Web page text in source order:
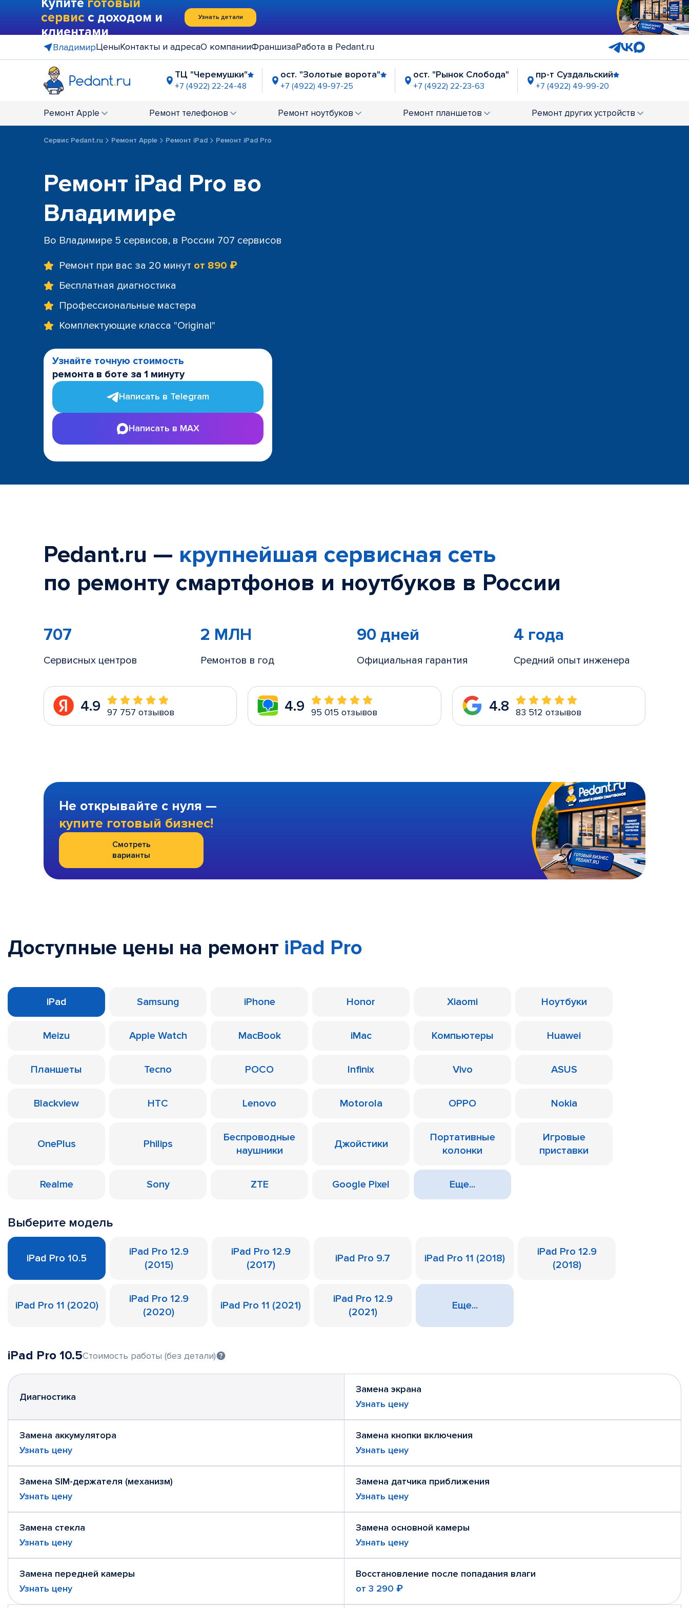
Купите готовый
сервис с доходом и
клиентами
Узнать детали
ВладимирЦеныКонтакты и адресаО компанииФраншизаРабота в Pedant.ru
ТЦ "Черемушки"
+7 (4922) 22-24-48
ост. "Золотые ворота"
+7 (4922) 49-97-25
ост. "Рынок Слобода"
+7 (4922) 22-23-63
пр-т Суздальский
+7 (4922) 49-99-20
+7 (4922) 27-63-21
Ремонт Apple Ремонт телефонов Ремонт ноутбуков Ремонт планшетов Ремонт других устройств
Сервис Pedant.ru Ремонт Apple Ремонт iPad Ремонт iPad Pro
Ремонт iPad Pro во
Владимире
Во Владимире 5 сервисов, в России 707 сервисов
Ремонт при вас за 20 минут от 890 ₽
Бесплатная диагностика
Профессиональные мастера
Комплектующие класса "Original"
Узнайте точную стоимость
ремонта в боте за 1 минуту
Написать в Telegram
Написать в MAX
Pedant.ru — крупнейшая сервисная сеть
по ремонту смартфонов и ноутбуков в России
707
Сервисных центров
2 МЛН
Ремонтов в год
90 дней
Официальная гарантия
4 года
Средний опыт инженера
4.9 97 757 отзывов 4.9 95 015 отзывов 4.8 83 512 отзывов
Не открывайте с нуля —
купите готовый бизнес!
Смотреть
варианты
Доступные цены на ремонт iPad Pro
iPad Samsung iPhone Honor Xiaomi Ноутбуки
Meizu Apple Watch MacBook iMac Компьютеры Huawei
Планшеты Tecno POCO Infinix Vivo ASUS
Blackview HTC Lenovo Motorola OPPO Nokia
OnePlus Philips
Беспроводные
наушники
Джойстики
Портативные
колонки
Игровые
приставки
Realme Sony ZTE Google Pixel Еще...
Выберите модель
iPad Pro 10.5
iPad Pro 12.9
(2015)
iPad Pro 12.9
(2017)
iPad Pro 9.7 iPad Pro 11 (2018)
iPad Pro 12.9
(2018)
iPad Pro 11 (2020)
iPad Pro 12.9
(2020)
iPad Pro 11 (2021)
iPad Pro 12.9
(2021)
Еще...
iPad Pro 10.5Стоимость работы (без детали)
Диагностика
Замена экрана
Узнать цену
Замена аккумулятора
Узнать цену
Замена кнопки включения
Узнать цену
Замена SIM-держателя (механизм)
Узнать цену
Замена датчика приближения
Узнать цену
Замена стекла
Узнать цену
Замена основной камеры
Узнать цену
Замена передней камеры
Узнать цену
Восстановление после попадания влаги
от 3 290 ₽